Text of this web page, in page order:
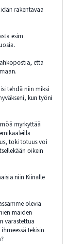
rakentavaa
esim.
että
tehdä niin miksi
kun työni
myrkyttää
toki totuus voi
oikein
niin Kiinalle
olevia
maiden
varastettua
tekisin